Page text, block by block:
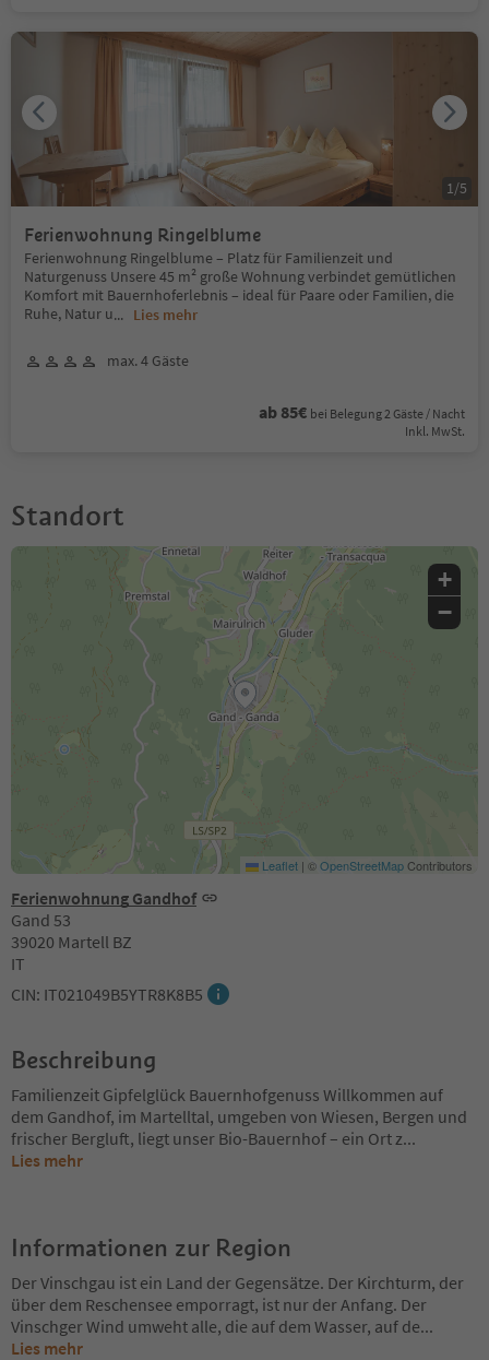
Ferienwohnung Ringelblume
Ferienwohnung Ringelblume – Platz für Familienzeit und
Naturgenuss Unsere 45 m² große Wohnung verbindet gemütlichen
Komfort mit Bauernhoferlebnis – ideal für Paare oder Familien, die
Ruhe, Natur u... Lies mehr
max. 4 Gäste
ab 85€ bei Belegung 2 Gäste / Nacht
Inkl. MwSt.
1/5
Standort
Ferienwohnung Gandhof
Gand 53
39020 Martell BZ
IT
CIN: IT021049B5YTR8K8B5
+
−
Leaflet | ©OpenStreetMapContributors
Beschreibung
Familienzeit Gipfelglück Bauernhofgenuss Willkommen auf
dem Gandhof, im Martelltal, umgeben von Wiesen, Bergen und
frischer Bergluft, liegt unser Bio-Bauernhof – ein Ort z...
Lies mehr
Informationen zur Region
Der Vinschgau ist ein Land der Gegensätze. Der Kirchturm, der
über dem Reschensee emporragt, ist nur der Anfang. Der
Vinschger Wind umweht alle, die auf dem Wasser, auf de...
Lies mehr